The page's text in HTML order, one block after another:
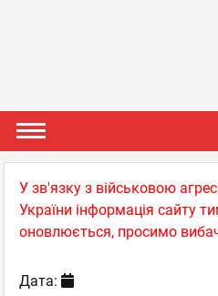
У зв'язку з військовою
України інформація сайту
оновлюється, просимо
Дата: